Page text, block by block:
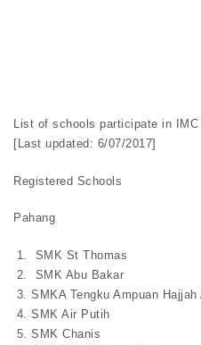
List of schools participate in
[Last updated: 6/07/2017]
Registered Schools
Pahang
SMK St Thomas
SMK Abu Bakar
SMKA Tengku Ampuan Hajjah
SMK Air Putih
SMK Chanis